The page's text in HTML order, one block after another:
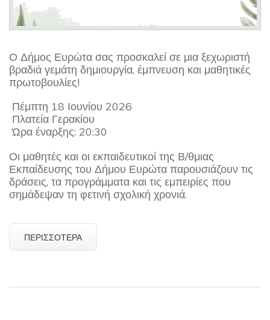
Ο Δήμος Ευρώτα σας προσκαλεί σε μια ξεχωριστή
βραδιά γεμάτη δημιουργία, έμπνευση και μαθητικές
πρωτοβουλίες!
Πέμπτη 18 Ιουνίου 2026
Πλατεία Γερακίου
Ώρα έναρξης: 20:30
Οι μαθητές και οι εκπαιδευτικοί της Β/θμιας
Εκπαίδευσης του Δήμου Ευρώτα παρουσιάζουν τις
δράσεις, τα προγράμματα και τις εμπειρίες που
σημάδεψαν τη φετινή σχολική χρονιά.
ΠΕΡΙΣΣΌΤΕΡΑ